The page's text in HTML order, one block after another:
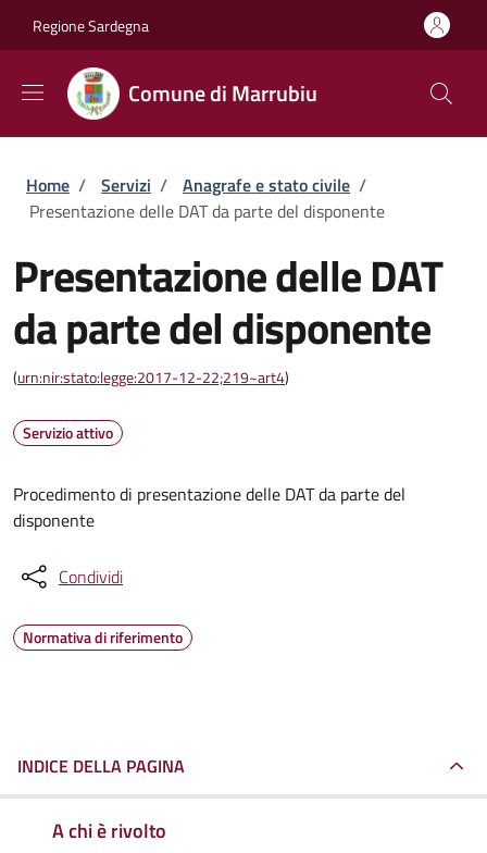
Regione Sardegna
Comune di Marrubiu
Briciole di pane
Home / Servizi / Anagrafe e stato civile /
Presentazione delle DAT da parte del disponente
Presentazione delle DAT
da parte del disponente
(urn:nir:stato:legge:2017-12-22;219~art4)
Servizio attivo
Procedimento di presentazione delle DAT da parte del
disponente
Condividi
Normativa di riferimento
INDICE DELLA PAGINA
A chi è rivolto